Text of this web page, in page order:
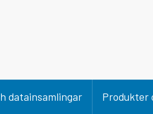
datainsamlingar Produkter